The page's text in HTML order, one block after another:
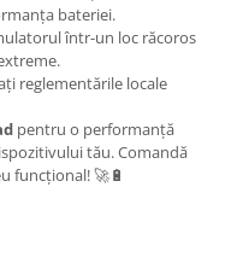
bateriei.
într-un loc răcoros
reglementările locale
pentru o performanță
tău. Comandă
funcțional! 🚀🔋